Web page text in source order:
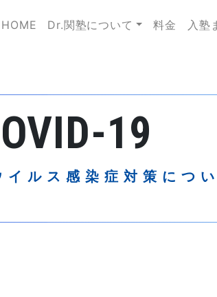
HOME
Dr.関塾について 料金 入塾
19
イルス感染症対策につ